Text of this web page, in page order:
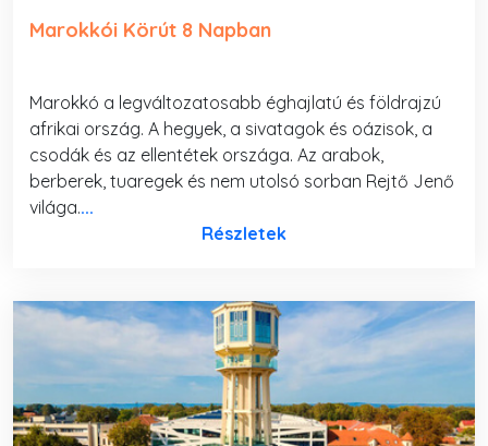
Marokkói Körút 8 Napban
Marokkó a legváltozatosabb éghajlatú és földrajzú
afrikai ország. A hegyek, a sivatagok és oázisok, a
csodák és az ellentétek országa. Az arabok,
berberek, tuaregek és nem utolsó sorban Rejtő Jenő
világa....
Részletek